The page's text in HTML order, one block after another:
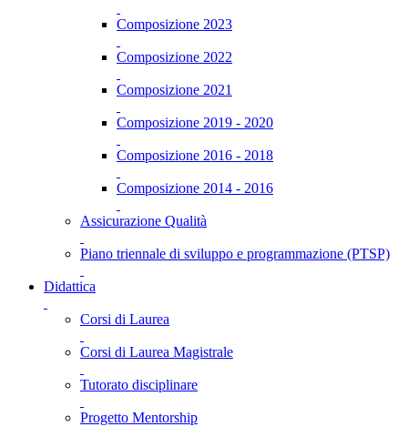
Composizione 2023
Composizione 2022
Composizione 2021
Composizione 2019 - 2020
Composizione 2016 - 2018
Composizione 2014 - 2016
Assicurazione Qualità
Piano triennale di sviluppo e programmazione (PTSP)
Didattica
Corsi di Laurea
Corsi di Laurea Magistrale
Tutorato disciplinare
Progetto Mentorship